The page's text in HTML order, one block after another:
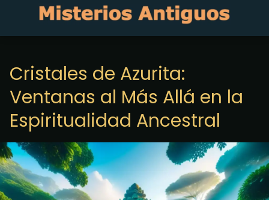
Cristales de Azurita:
Ventanas al Más Allá en la
Espiritualidad Ancestral